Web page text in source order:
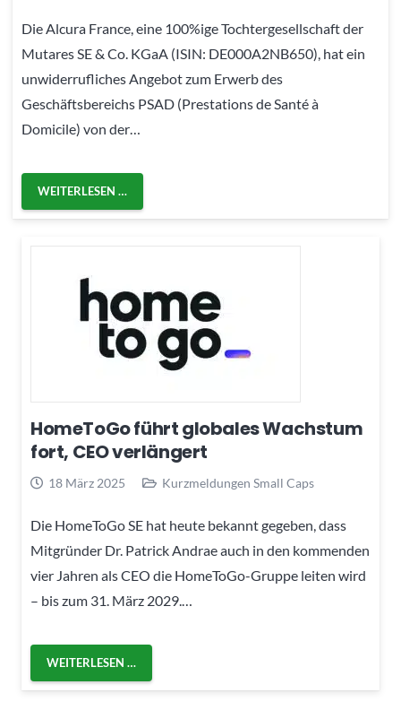
Die Alcura France, eine 100%ige Tochtergesellschaft der
Mutares SE & Co. KGaA (ISIN: DE000A2NB650), hat ein
unwiderrufliches Angebot zum Erwerb des
Geschäftsbereichs PSAD (Prestations de Santé à
Domicile) von der…
WEITERLESEN …
HomeToGo führt globales Wachstum
fort, CEO verlängert
18 März 2025 Kurzmeldungen Small Caps
Die HomeToGo SE hat heute bekannt gegeben, dass
Mitgründer Dr. Patrick Andrae auch in den kommenden
vier Jahren als CEO die HomeToGo-Gruppe leiten wird
– bis zum 31. März 2029.…
WEITERLESEN …